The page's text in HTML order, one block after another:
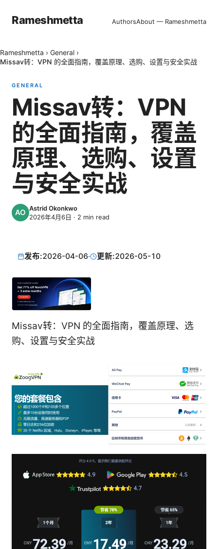
Rameshmetta AuthorsAbout — Rameshmetta
Rameshmetta › General ›
Missav转：VPN 的全面指南，覆盖原理、选购、设置与安全实战
GENERAL
Missav转：VPN
的全面指南，覆盖
原理、选购、设置
与安全实战
Astrid Okonkwo
2026年4月6日 · 2 min read
发布:2026-04-06· 更新:2026-05-10
Missav转：VPN 的全面指南，覆盖原理、选
购、设置与安全实战